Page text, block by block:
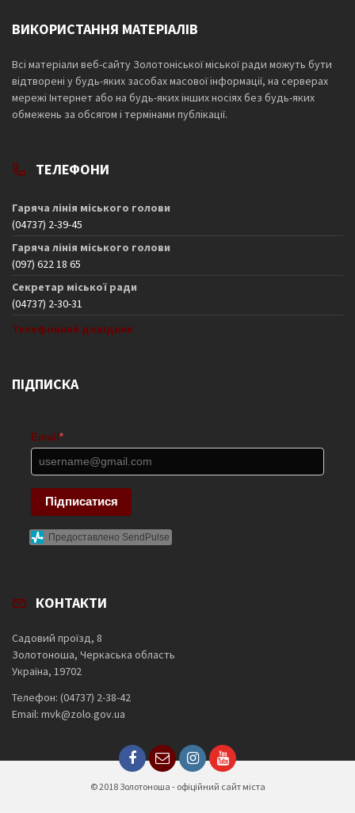
ВИКОРИСТАННЯ МАТЕРІАЛІВ
Всі матеріали веб-сайту Золотоніської міської ради можуть бути
відтворені у будь-яких засобах масової інформації, на серверах
мережі Інтернет або на будь-яких інших носіях без будь-яких
обмежень за обсягом і термінами публікації.
ТЕЛЕФОНИ
Гаряча лінія міського голови
(04737) 2-39-45
Гаряча лінія міського голови
(097) 622 18 65
Секретар міської ради
(04737) 2-30-31
Телефонний довідник
ПІДПИСКА
Email *
Підписатися
Предоставлено SendPulse
КОНТАКТИ
Садовий проїзд, 8
Золотоноша, Черкаська область
Україна, 19702
Телефон: (04737) 2-38-42
Email: mvk@zolo.gov.ua
© 2018 Золотоноша - офіційний сайт міста